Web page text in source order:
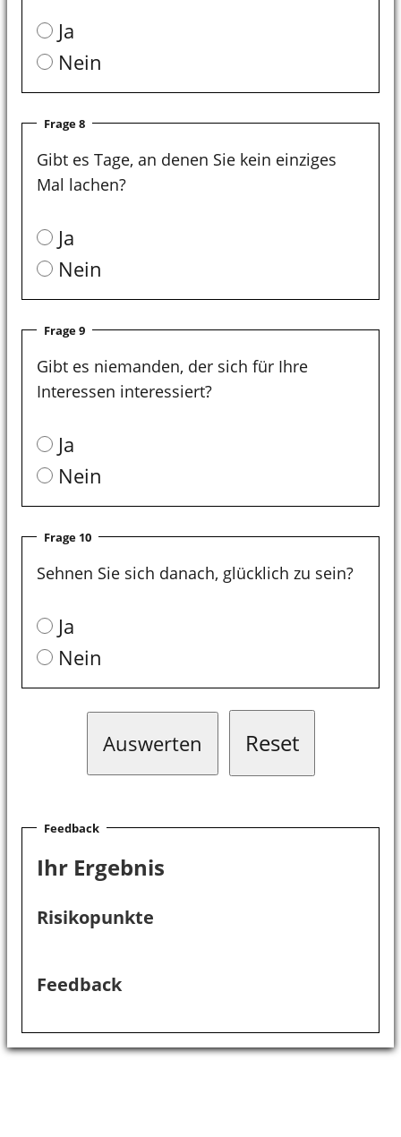
Ja
Nein
Frage 8
Gibt es Tage, an denen Sie kein einziges
Mal lachen?
Ja
Nein
Frage 9
Gibt es niemanden, der sich für Ihre
Interessen interessiert?
Ja
Nein
Frage 10
Sehnen Sie sich danach, glücklich zu sein?
Ja
Nein
Auswerten Reset
Feedback
Ihr Ergebnis
Risikopunkte
Feedback